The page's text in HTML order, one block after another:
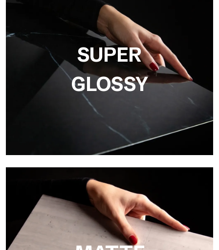
Ultralight 3D de Tecnografica integra gráficos y
tridimensionalidad, ideal para la reproducción de texturas
realistas como el hormigón, la madera y la piedra natural.
SUPER
GLOSSY
Super Glossy
Ultralight Super Glossy es la superficie brillante con efecto
espejo de Tecnografica, perfecta para revestimientos lujosos
en hoteles, spas, baños y en el sector marítimo.